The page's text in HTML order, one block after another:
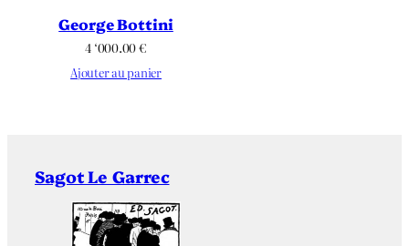
George Bottini
4 ‘000.00€
Ajouter au panier
Sagot Le Garrec